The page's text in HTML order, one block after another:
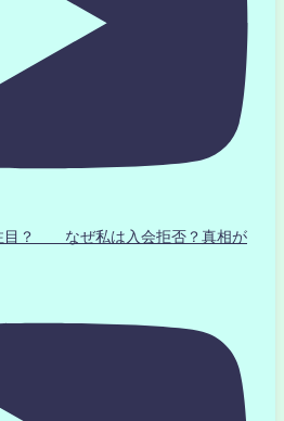
目？ なぜ私は入会拒否？真相が